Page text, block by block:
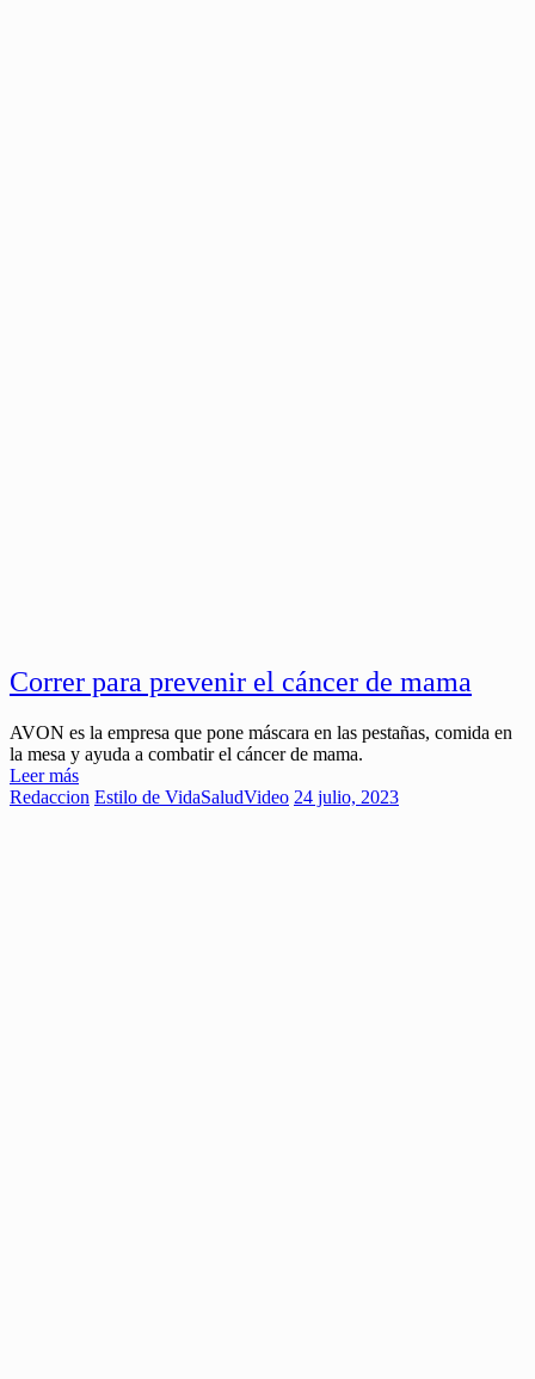
Correr para prevenir el cáncer de mama
AVON es la empresa que pone máscara en las pestañas, comida en
la mesa y ayuda a combatir el cáncer de mama.
Leer más
Redaccion Estilo de VidaSaludVideo 24 julio, 2023